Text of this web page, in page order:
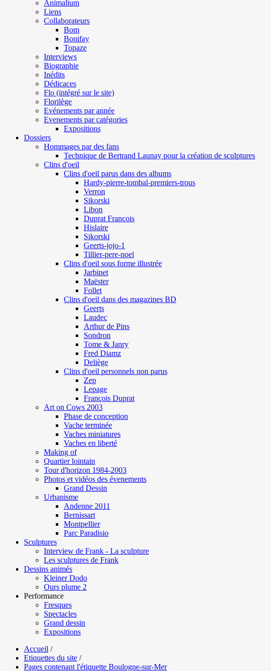
Animalium
Liens
Collaborateurs
Bom
Bonifay
Topaze
Interviews
Biographie
Inédits
Dédicaces
Flo (intégré sur le site)
Florilège
Evénements par année
Evenements par catégories
Expositions
Dossiers
Hommages par des fans
Technique de Bertrand Launay pour la création de sculptures
Clins d'oeil
Clins d'oeil parus dans des albums
Hardy-pierre-tombal-premiers-trous
Verron
Sikorski
Libon
Duprat François
Hislaire
Sikorski
Geerts-jojo-1
Tillier-pere-noel
Clins d'oeil sous forme illustrée
Jarbinet
Maëster
Follet
Clins d'oeil dans des magazines BD
Geerts
Laudec
Arthur de Pins
Sondron
Tome & Janry
Fred Diamz
Deliège
Clins d'oeil personnels non parus
Zep
Lepage
François Duprat
Art on Cows 2003
Phase de conception
Vache terminée
Vaches miniatures
Vaches en liberté
Making of
Quartier lointain
Tour d'horizon 1984-2003
Photos et vidéos des évenements
Grand Dessin
Urbanisme
Andenne 2011
Bernissart
Montpellier
Parc Paradisio
Sculptures
Interview de Frank - La sculpture
Les sculptures de Frank
Dessins animés
Kleiner Dodo
Ours plume 2
Performance
Fresques
Spectacles
Grand dessin
Expositions
Accueil /
Etiquettes du site /
Pages contenant l'étiquette Boulogne-sur-Mer